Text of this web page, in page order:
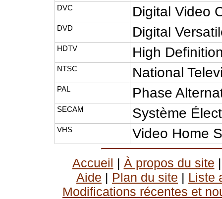
DVC Digital Video
DVD Digital
HDTV High
NTSC National
PAL Phase
SECAM Système
VHS Video Home
Accueil | À propos du site
Aide | Plan du site | Liste
Modifications récentes et